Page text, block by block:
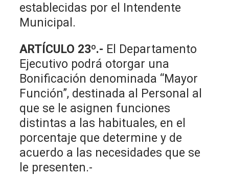
establecidas por el Intendente
Municipal.
ARTÍCULO 23º.- El Departamento
Ejecutivo podrá otorgar una
Bonificación denominada “Mayor
Función”, destinada al Personal al
que se le asignen funciones
distintas a las habituales, en el
porcentaje que determine y de
acuerdo a las necesidades que se
le presenten.-